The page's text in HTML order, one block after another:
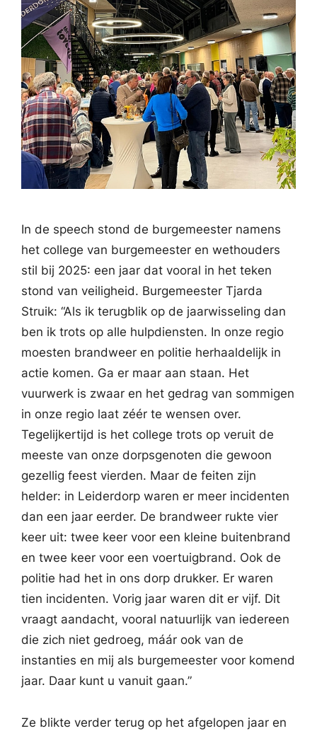
In de speech stond de burgemeester namens
het college van burgemeester en wethouders
stil bij 2025: een jaar dat vooral in het teken
stond van veiligheid. Burgemeester Tjarda
Struik: “Als ik terugblik op de jaarwisseling dan
ben ik trots op alle hulpdiensten. In onze regio
moesten brandweer en politie herhaaldelijk in
actie komen. Ga er maar aan staan. Het
vuurwerk is zwaar en het gedrag van sommigen
in onze regio laat zéér te wensen over.
Tegelijkertijd is het college trots op veruit de
meeste van onze dorpsgenoten die gewoon
gezellig feest vierden. Maar de feiten zijn
helder: in Leiderdorp waren er meer incidenten
dan een jaar eerder. De brandweer rukte vier
keer uit: twee keer voor een kleine buitenbrand
en twee keer voor een voertuigbrand. Ook de
politie had het in ons dorp drukker. Er waren
tien incidenten. Vorig jaar waren dit er vijf. Dit
vraagt aandacht, vooral natuurlijk van iedereen
die zich niet gedroeg, máár ook van de
instanties en mij als burgemeester voor komend
jaar. Daar kunt u vanuit gaan.”
Ze blikte verder terug op het afgelopen jaar en